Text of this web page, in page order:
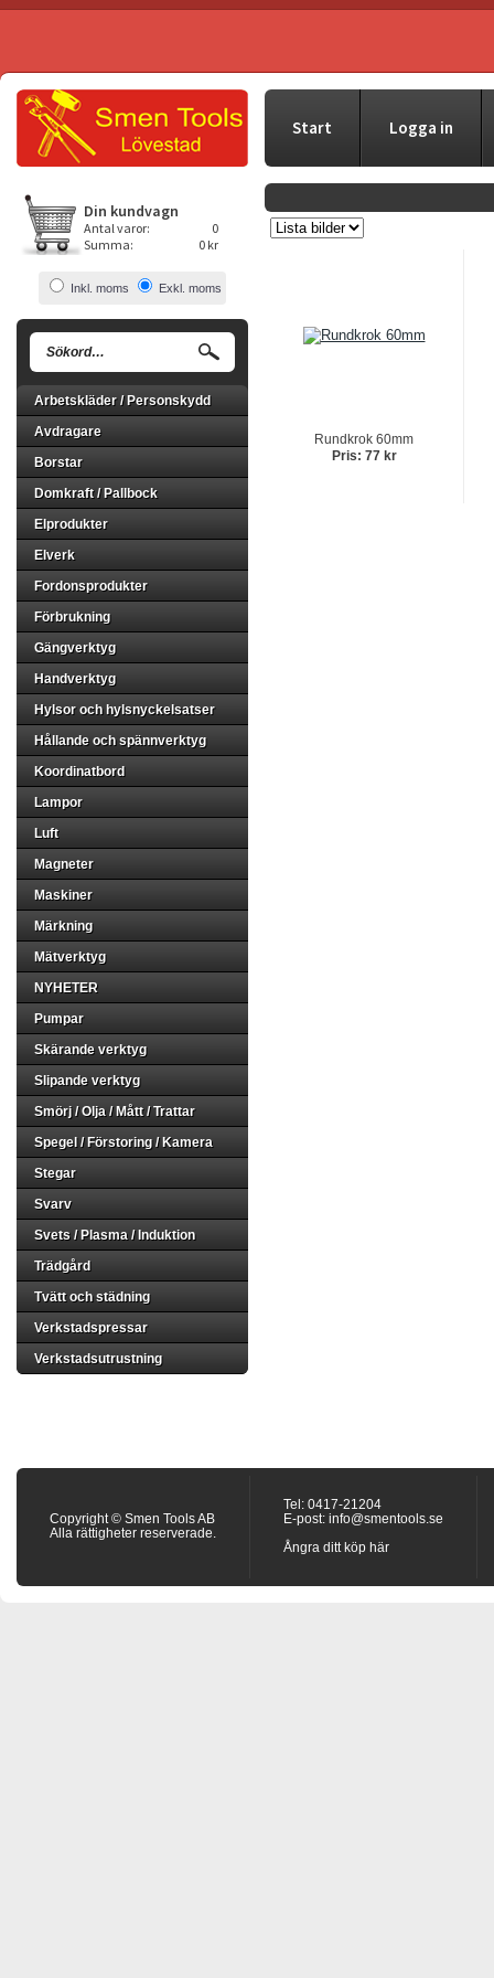
Start Logga in
Din kundvagn
Antal varor:
0
Summa:
0 kr
Inkl. moms Exkl. moms
Arbetskläder / Personskydd
Avdragare
Borstar
Domkraft / Pallbock
Elprodukter
Elverk
Fordonsprodukter
Förbrukning
Gängverktyg
Handverktyg
Hylsor och hylsnyckelsatser
Hållande och spännverktyg
Koordinatbord
Lampor
Luft
Magneter
Maskiner
Märkning
Mätverktyg
NYHETER
Pumpar
Skärande verktyg
Slipande verktyg
Smörj / Olja / Mått / Trattar
Spegel / Förstoring / Kamera
Stegar
Svarv
Svets / Plasma / Induktion
Trädgård
Tvätt och städning
Verkstadspressar
Verkstadsutrustning
Rundkrok 60mm
Pris: 77 kr
Copyright © Smen Tools AB
Alla rättigheter reserverade.
Tel: 0417-21204
E-post: info@smentools.se
Ångra ditt köp här